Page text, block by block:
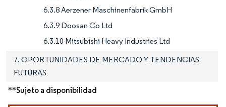
6.3.8 Aerzener Maschinenfabrik GmbH
6.3.9 Doosan Co Ltd
6.3.10 Mitsubishi Heavy Industries Ltd
7. OPORTUNIDADES DE MERCADO Y TENDENCIAS
FUTURAS
**Sujeto a disponibilidad